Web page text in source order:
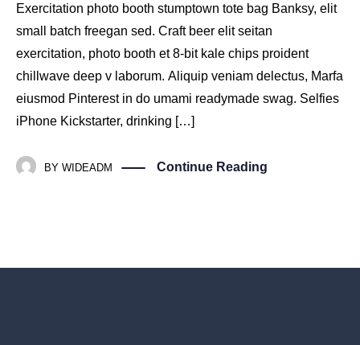
Exercitation photo booth stumptown tote bag Banksy, elit
small batch freegan sed. Craft beer elit seitan
exercitation, photo booth et 8-bit kale chips proident
chillwave deep v laborum. Aliquip veniam delectus, Marfa
eiusmod Pinterest in do umami readymade swag. Selfies
iPhone Kickstarter, drinking […]
BY WIDEADM Continue Reading